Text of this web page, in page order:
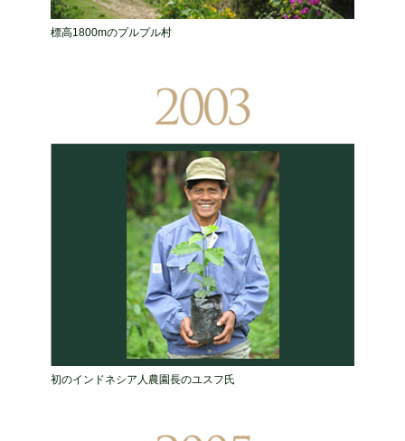
標高1800mのプルプル村
初のインドネシア人農園長のユスフ氏